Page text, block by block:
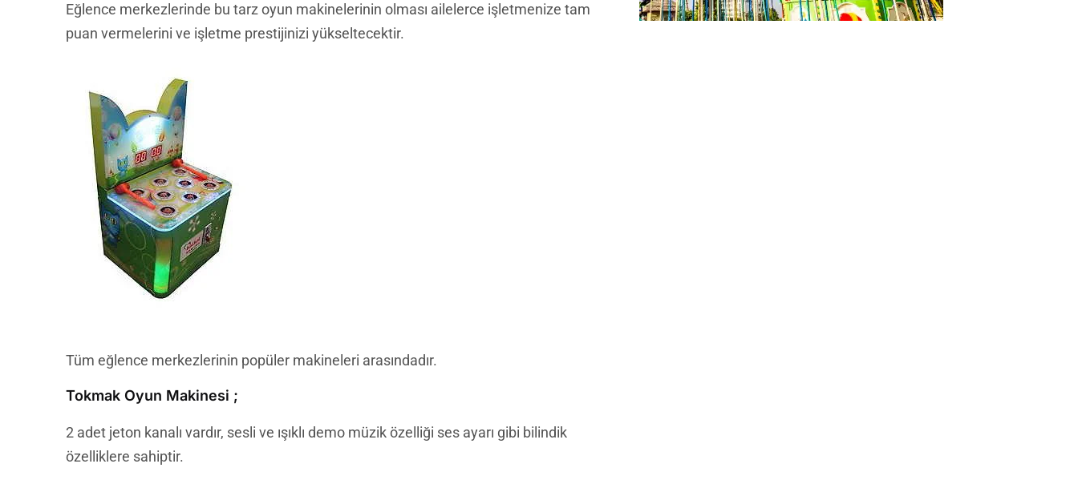
Eğlence merkezlerinde bu tarz oyun makinelerinin olması ailelerce işletmenize tam
puan vermelerini ve işletme prestijinizi yükseltecektir.
Tüm eğlence merkezlerinin popüler makineleri arasındadır.
Tokmak Oyun Makinesi ;
2 adet jeton kanalı vardır, sesli ve ışıklı demo müzik özelliği ses ayarı gibi bilindik
özelliklere sahiptir.